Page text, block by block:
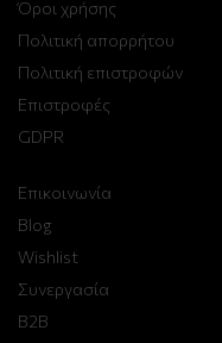
Όροι χρήσης
Πολιτική απορρήτου
Πολιτική επιστροφών
Επιστροφές
GDPR
Επικοινωνία
Blog
Wishlist
Συνεργασία
B2B